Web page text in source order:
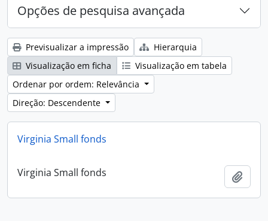
Opções de pesquisa avançada
Previsualizar a impressão
Hierarquia
Visualização em ficha
Visualização em tabela
Ordenar por ordem: Relevância
Direção: Descendente
Virginia Small fonds
Virginia Small fonds